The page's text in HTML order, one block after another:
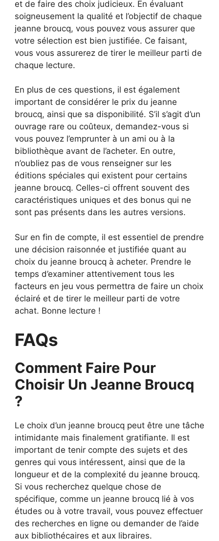
et de faire des choix judicieux. En évaluant
soigneusement la qualité et l’objectif de chaque
jeanne broucq, vous pouvez vous assurer que
votre sélection est bien justifiée. Ce faisant,
vous vous assurerez de tirer le meilleur parti de
chaque lecture.
En plus de ces questions, il est également
important de considérer le prix du jeanne
broucq, ainsi que sa disponibilité. S’il s’agit d’un
ouvrage rare ou coûteux, demandez-vous si
vous pouvez l’emprunter à un ami ou à la
bibliothèque avant de l’acheter. En outre,
n’oubliez pas de vous renseigner sur les
éditions spéciales qui existent pour certains
jeanne broucq. Celles-ci offrent souvent des
caractéristiques uniques et des bonus qui ne
sont pas présents dans les autres versions.
Sur en fin de compte, il est essentiel de prendre
une décision raisonnée et justifiée quant au
choix du jeanne broucq à acheter. Prendre le
temps d’examiner attentivement tous les
facteurs en jeu vous permettra de faire un choix
éclairé et de tirer le meilleur parti de votre
achat. Bonne lecture !
FAQs
Comment Faire Pour
Choisir Un Jeanne Broucq
?
Le choix d’un jeanne broucq peut être une tâche
intimidante mais finalement gratifiante. Il est
important de tenir compte des sujets et des
genres qui vous intéressent, ainsi que de la
longueur et de la complexité du jeanne broucq.
Si vous recherchez quelque chose de
spécifique, comme un jeanne broucq lié à vos
études ou à votre travail, vous pouvez effectuer
des recherches en ligne ou demander de l’aide
aux bibliothécaires et aux libraires.